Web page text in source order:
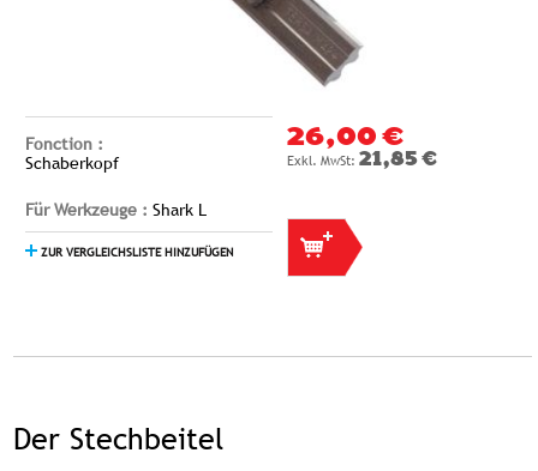
Fonction :
Schaberkopf
Für Werkzeuge : Shark L
ZUR VERGLEICHSLISTE HINZUFÜGEN
26,00 €
21,85 €
Der Stechbeitel